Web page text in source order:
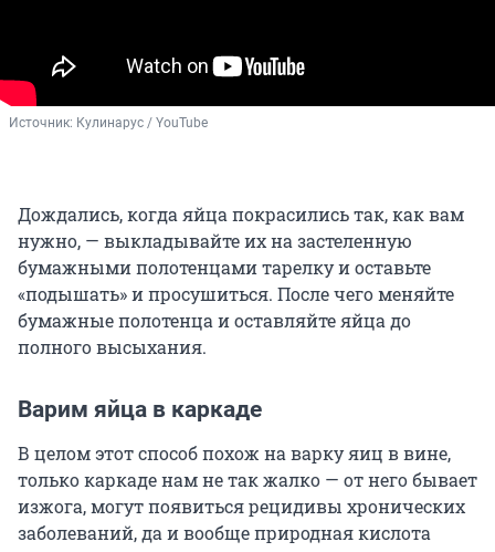
Источник: Кулинарус / YouTube
Дождались, когда яйца покрасились так, как вам
нужно, — выкладывайте их на застеленную
бумажными полотенцами тарелку и оставьте
«подышать» и просушиться. После чего меняйте
бумажные полотенца и оставляйте яйца до
полного высыхания.
Варим яйца в каркаде
В целом этот способ похож на варку яиц в вине,
только каркаде нам не так жалко — от него бывает
изжога, могут появиться рецидивы хронических
заболеваний, да и вообще природная кислота